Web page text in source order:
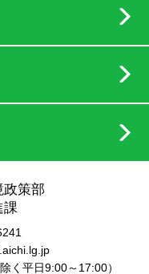
政策部
課
く平日9:00～17:00）